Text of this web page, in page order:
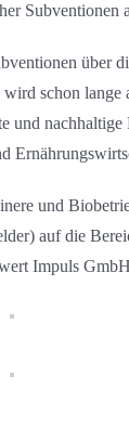
Subventionen
schon
und
auf die
Impuls